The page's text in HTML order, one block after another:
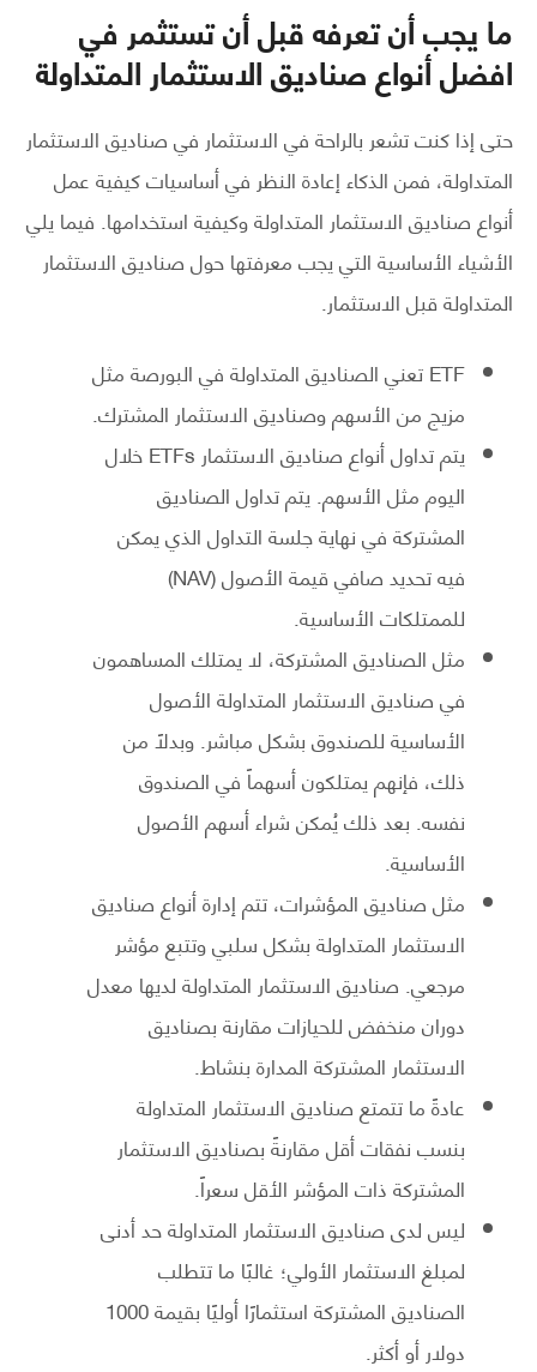
ما يجب أن تعرفه قبل أن تستثمر في
افضل أنواع صناديق الاستثمار المتداولة
حتى إذا كنت تشعر بالراحة في الاستثمار في صناديق الاستثمار
المتداولة، فمن الذكاء إعادة النظر في أساسيات كيفية عمل
أنواع صناديق الاستثمار المتداولة وكيفية استخدامها. فيما يلي
الأشياء الأساسية التي يجب معرفتها حول صناديق الاستثمار
المتداولة قبل الاستثمار.
ETF تعني الصناديق المتداولة في البورصة مثل
مزيج من الأسهم وصناديق الاستثمار المشترك.
يتم تداول أنواع صناديق الاستثمار ETFs خلال
اليوم مثل الأسهم. يتم تداول الصناديق
المشتركة في نهاية جلسة التداول الذي يمكن
فيه تحديد صافي قيمة الأصول (NAV)
للممتلكات الأساسية.
مثل الصناديق المشتركة، لا يمتلك المساهمون
في صناديق الاستثمار المتداولة الأصول
الأساسية للصندوق بشكل مباشر. وبدلاً من
ذلك، فإنهم يمتلكون أسهماً في الصندوق
نفسه. بعد ذلك يُمكن شراء أسهم الأصول
الأساسية.
مثل صناديق المؤشرات، تتم إدارة أنواع صناديق
الاستثمار المتداولة بشكل سلبي وتتبع مؤشر
مرجعي. صناديق الاستثمار المتداولة لديها معدل
دوران منخفض للحيازات مقارنة بصناديق
الاستثمار المشتركة المدارة بنشاط.
عادةً ما تتمتع صناديق الاستثمار المتداولة
بنسب نفقات أقل مقارنةً بصناديق الاستثمار
المشتركة ذات المؤشر الأقل سعراً.
ليس لدى صناديق الاستثمار المتداولة حد أدنى
لمبلغ الاستثمار الأولي؛ غالبًا ما تتطلب
الصناديق المشتركة استثمارًا أوليًا بقيمة 1000
دولار أو أكثر.